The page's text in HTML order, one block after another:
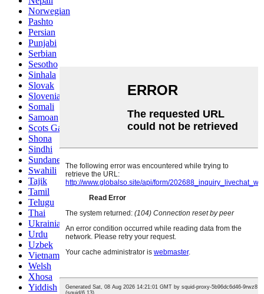
Norwegian
Pashto
Persian
Punjabi
Serbian
Sesotho
Sinhala
Slovak
Slovenian
Somali
Samoan
Scots Gaelic
Shona
Sindhi
Sundanese
Swahili
Tajik
Tamil
Telugu
Thai
Ukrainian
Urdu
Uzbek
Vietnamese
Welsh
Xhosa
Yiddish